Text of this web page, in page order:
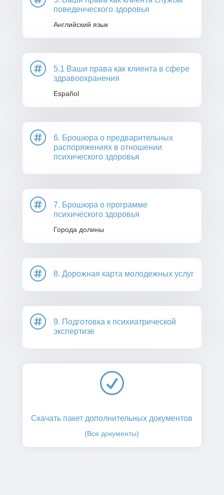
поведенческого здоровья
Английский язык

5.1 Ваши права как клиента в сфере
здравоохранения
Español

6. Брошюра о предварительных
распоряжениях в отношении
психического здоровья

7. Брошюра о программе
психического здоровья
Города долины
 8. Дорожная карта молодежных услуг

9. Подготовка к психиатрической
экспертизе
R
Скачать пакет дополнительных документов
(Все документы)